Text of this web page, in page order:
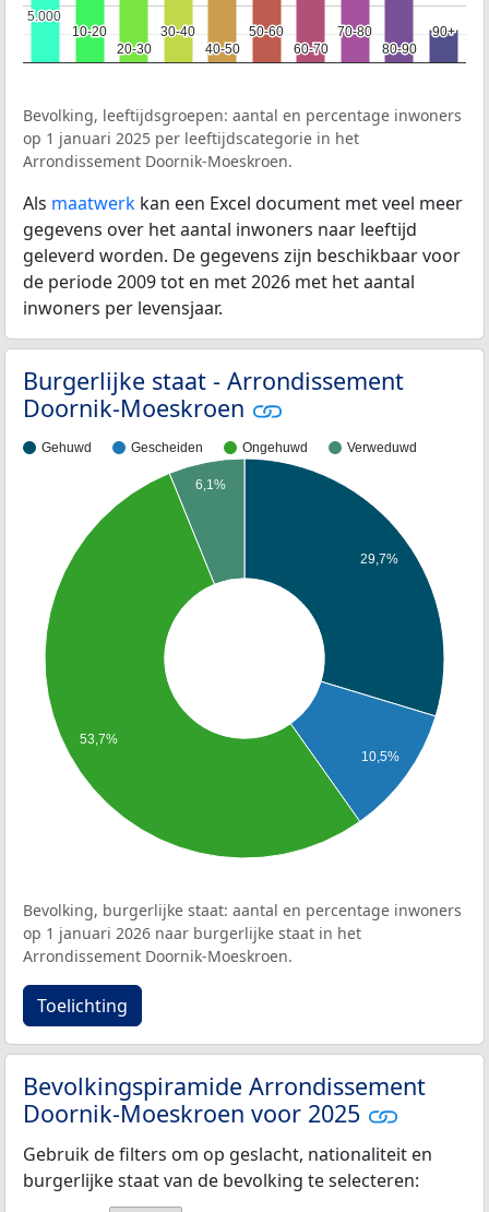
10-20
10-20
20-30
20-30
30-40
30-40
40-50
40-50
50-60
50-60
60-70
60-70
70-80
70-80
80-90
80-90
90+
90+
5.000
5.000
Bevolking, leeftijdsgroepen: aantal en percentage inwoners
op 1 januari 2025 per leeftijdscategorie in het
Arrondissement Doornik-Moeskroen.
Als maatwerk kan een Excel document met veel meer
gegevens over het aantal inwoners naar leeftijd
geleverd worden. De gegevens zijn beschikbaar voor
de periode 2009 tot en met 2026 met het aantal
inwoners per levensjaar.
Burgerlijke staat - Arrondissement
Doornik-Moeskroen
Gehuwd Gescheiden Ongehuwd Verweduwd
29,7%
10,5%
6,1%
53,7%
Bevolking, burgerlijke staat: aantal en percentage inwoners
op 1 januari 2026 naar burgerlijke staat in het
Arrondissement Doornik-Moeskroen.
Toelichting
Bevolkingspiramide Arrondissement
Doornik-Moeskroen voor 2025
Gebruik de filters om op geslacht, nationaliteit en
burgerlijke staat van de bevolking te selecteren: